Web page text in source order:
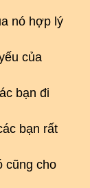
nó hợp lý
của
bạn đi
bạn rất
cũng cho